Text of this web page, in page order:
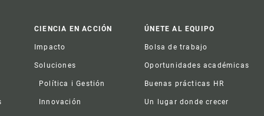
CIENCIA EN ACCIÓN
Impacto
Soluciones
Política i Gestión
Innovación
ÚNETE AL EQUIPO
Bolsa de trabajo
Oportunidades académicas
Buenas prácticas HR
Un lugar donde crecer